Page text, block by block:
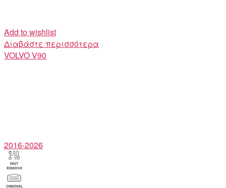
Add to wishlist
Διαβάστε περισσότερα
VOLVOV90
2016-2026